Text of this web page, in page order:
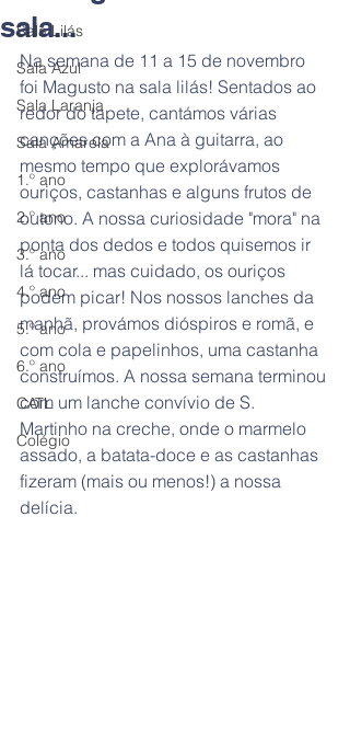
Sala Lilás
Sala Azul
Sala Laranja
Sala Amarela
1.º ano
2.º ano
3.º ano
4.º ano
5.º ano
6.º ano
CATL
Colégio
sala...
Na semana de 11 a 15 de novembro
foi Magusto na sala lilás! Sentados ao
redor do tapete, cantámos várias
canções com a Ana à guitarra, ao
mesmo tempo que explorávamos
ouriços, castanhas e alguns frutos de
outono. A nossa curiosidade "mora" na
ponta dos dedos e todos quisemos ir
lá tocar... mas cuidado, os ouriços
podem picar! Nos nossos lanches da
manhã, provámos dióspiros e romã, e
com cola e papelinhos, uma castanha
construímos. A nossa semana terminou
com um lanche convívio de S.
Martinho na creche, onde o marmelo
assado, a batata-doce e as castanhas
fizeram (mais ou menos!) a nossa
delícia.